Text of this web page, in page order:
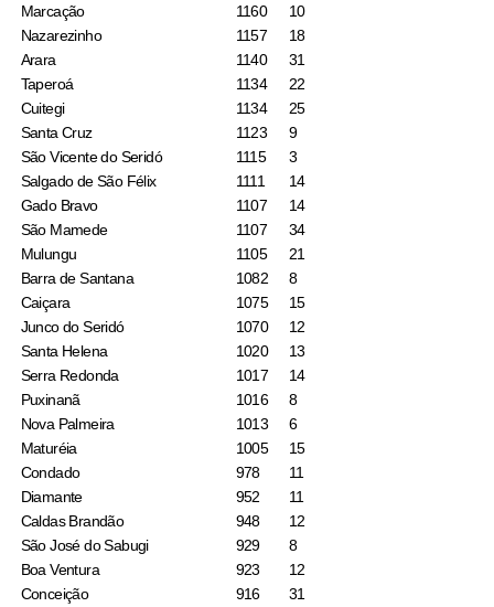
Marcação
1160
10
Nazarezinho
1157
18
Arara
1140
31
Taperoá
1134
22
Cuitegi
1134
25
Santa Cruz
1123
9
São Vicente do Seridó
1115
3
Salgado de São Félix
1111
14
Gado Bravo
1107
14
São Mamede
1107
34
Mulungu
1105
21
Barra de Santana
1082
8
Caiçara
1075
15
Junco do Seridó
1070
12
Santa Helena
1020
13
Serra Redonda
1017
14
Puxinanã
1016
8
Nova Palmeira
1013
6
Maturéia
1005
15
Condado
978
11
Diamante
952
11
Caldas Brandão
948
12
São José do Sabugi
929
8
Boa Ventura
923
12
Conceição
916
31